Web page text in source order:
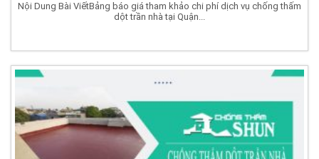
Nội Dung Bài ViếtBảng báo giá tham khảo chi phí dịch vụ chống thấm
dột trần nhà tại Quận...